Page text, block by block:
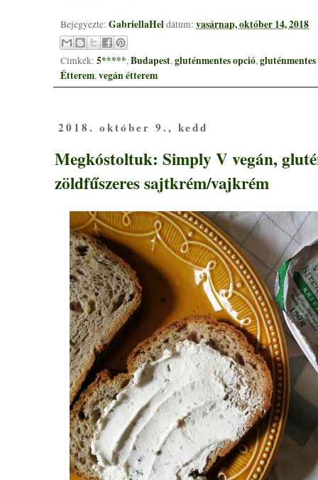
Bejegyezte: GabriellaHeldátum: vasárnap, október 14, 2018
Címkék: 5*****,Budapest,gluténmentes opció,
Étterem,vegán étterem
2018. október 9., kedd
Megkóstoltuk: Simply V vegán,
zöldfűszeres sajtkrém/vajkrém